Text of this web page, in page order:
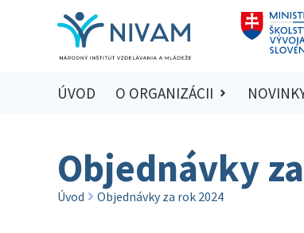
ÚVOD O ORGANIZÁCII
Objednávky
Úvod Objednávky za rok 2024